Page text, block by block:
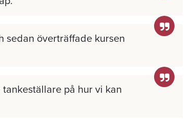
sedan överträffade kursen
på hur vi kan